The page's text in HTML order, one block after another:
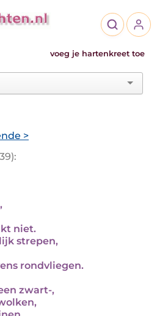
voeg je hartenkreet toe
>
niet.
strepen,
rondvliegen.
zwart-,